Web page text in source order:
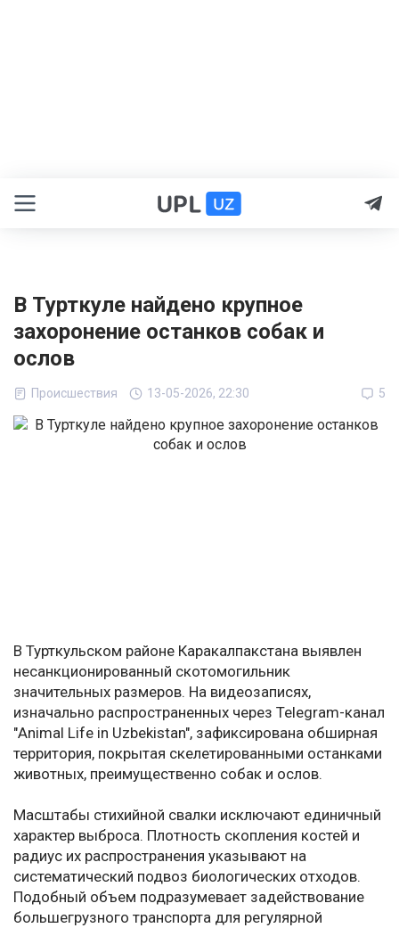
В Турткуле найдено крупное
захоронение останков собак и
ослов
Происшествия 13-05-2026, 22:30 5
В Турткульском районе Каракалпакстана выявлен
несанкционированный скотомогильник
значительных размеров. На видеозаписях,
изначально распространенных через Telegram-канал
"Animal Life in Uzbekistan", зафиксирована обширная
территория, покрытая скелетированными останками
животных, преимущественно собак и ослов.
Масштабы стихийной свалки исключают единичный
характер выброса. Плотность скопления костей и
радиус их распространения указывают на
систематический подвоз биологических отходов.
Подобный объем подразумевает задействование
большегрузного транспорта для регулярной